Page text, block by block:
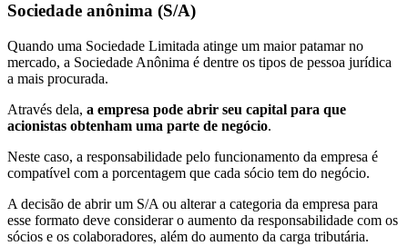
Sociedade anônima (S/A)
Quando uma Sociedade Limitada atinge um maior patamar no
mercado, a Sociedade Anônima é dentre os tipos de pessoa jurídica
a mais procurada.
Através dela, a empresa pode abrir seu capital para que
acionistas obtenham uma parte de negócio.
Neste caso, a responsabilidade pelo funcionamento da empresa é
compatível com a porcentagem que cada sócio tem do negócio.
A decisão de abrir um S/A ou alterar a categoria da empresa para
esse formato deve considerar o aumento da responsabilidade com os
sócios e os colaboradores, além do aumento da carga tributária.